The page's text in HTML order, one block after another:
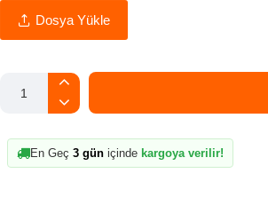
Dosya Yükle
En Geç 3 gün içinde kargoya verilir!